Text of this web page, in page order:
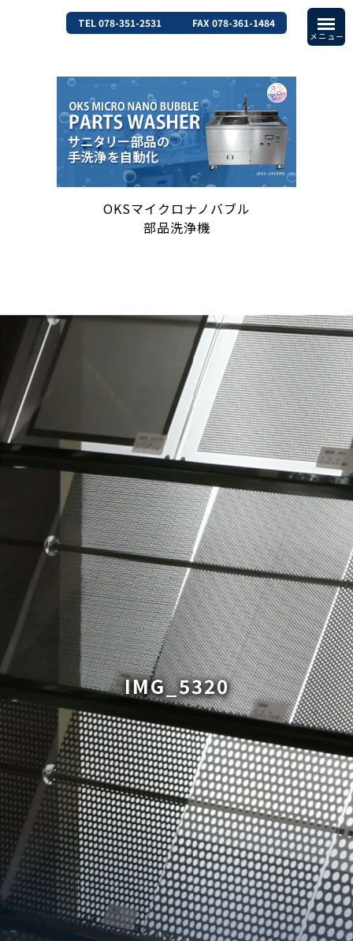
TEL 078-351-2531 FAX 078-361-1484
OKSマイクロナノバブル
部品洗浄機
IMG_5320